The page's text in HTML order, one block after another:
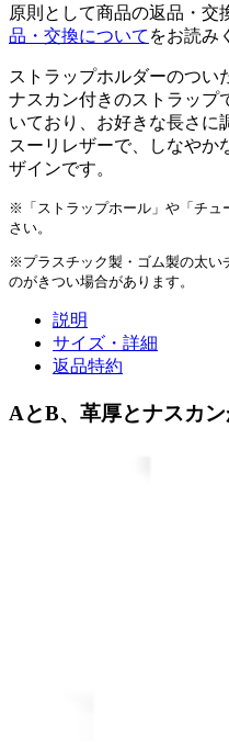
原則として商品の返品・交
品・交換について をお読み
ストラップホルダーのつい
ナスカン付きのストラップ
いており、お好きな長さに
スーリレザーで、しなやか
ザインです。
※「ストラップホール」や「チュ
さい。
※プラスチック製・ゴム製の太い
のがきつい場合があります。
説明
サイズ・詳細
返品特約
AとB、革厚とナスカ